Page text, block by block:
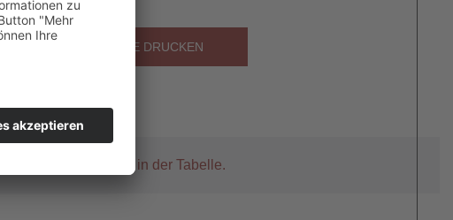
AKTUELLE SEITE DRUCKEN
Artikelnummer in der Tabelle.